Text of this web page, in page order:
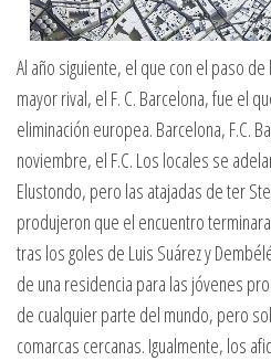
Al año siguiente, el que con el paso
mayor rival, el F. C. Barcelona, fue el
eliminación europea. Barcelona, F.C.
noviembre, el F.C. Los locales se
Elustondo, pero las atajadas de ter
produjeron que el encuentro
tras los goles de Luis Suárez y
de una residencia para las jóvenes
de cualquier parte del mundo, pero
comarcas cercanas. Igualmente, los